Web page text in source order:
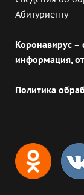
Абитуриенту
Коронавирус
информация,
Политика